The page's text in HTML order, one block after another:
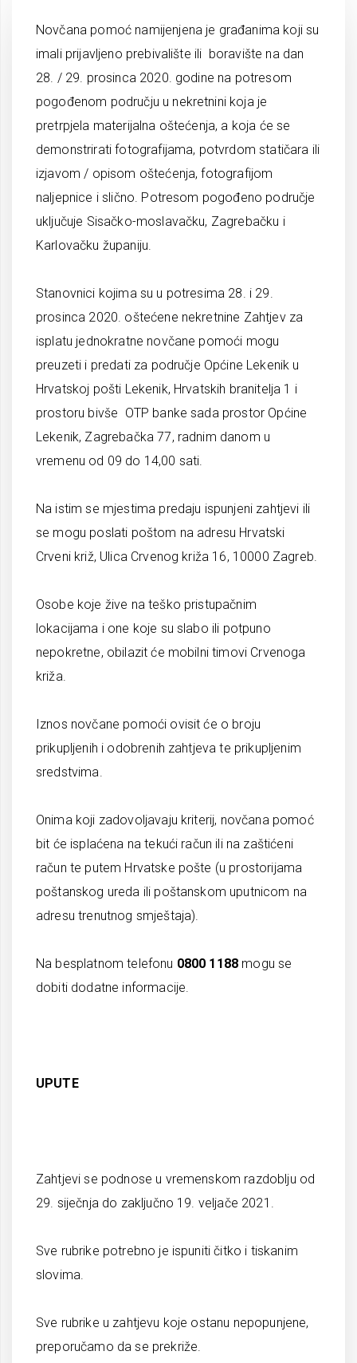
Novčana pomoć namijenjena je građanima koji su
imali prijavljeno prebivalište ili boravište na dan
28. / 29. prosinca 2020. godine na potresom
pogođenom području u nekretnini koja je
pretrpjela materijalna oštećenja, a koja će se
demonstrirati fotografijama, potvrdom statičara ili
izjavom / opisom oštećenja, fotografijom
naljepnice i slično. Potresom pogođeno područje
uključuje Sisačko-moslavačku, Zagrebačku i
Karlovačku županiju.
Stanovnici kojima su u potresima 28. i 29.
prosinca 2020. oštećene nekretnine Zahtjev za
isplatu jednokratne novčane pomoći mogu
preuzeti i predati za područje Općine Lekenik u
Hrvatskoj pošti Lekenik, Hrvatskih branitelja 1 i
prostoru bivše OTP banke sada prostor Općine
Lekenik, Zagrebačka 77, radnim danom u
vremenu od 09 do 14,00 sati.
Na istim se mjestima predaju ispunjeni zahtjevi ili
se mogu poslati poštom na adresu Hrvatski
Crveni križ, Ulica Crvenog križa 16, 10000 Zagreb.
Osobe koje žive na teško pristupačnim
lokacijama i one koje su slabo ili potpuno
nepokretne, obilazit će mobilni timovi Crvenoga
križa.
Iznos novčane pomoći ovisit će o broju
prikupljenih i odobrenih zahtjeva te prikupljenim
sredstvima.
Onima koji zadovoljavaju kriterij, novčana pomoć
bit će isplaćena na tekući račun ili na zaštićeni
račun te putem Hrvatske pošte (u prostorijama
poštanskog ureda ili poštanskom uputnicom na
adresu trenutnog smještaja).
Na besplatnom telefonu 0800 1188 mogu se
dobiti dodatne informacije.
UPUTE
Zahtjevi se podnose u vremenskom razdoblju od
29. siječnja do zaključno 19. veljače 2021.
Sve rubrike potrebno je ispuniti čitko i tiskanim
slovima.
Sve rubrike u zahtjevu koje ostanu nepopunjene,
preporučamo da se prekriže.